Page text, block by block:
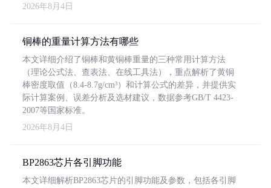
2026年8月4日
铜棒的重量计算方法有哪些
本文详细介绍了铜棒和黄铜棒重量的三种常用计算方法
（理论公式法、查表法、在线工具法），重点解析了黄铜
棒密度取值（8.4-8.7g/cm³）和计算公式的差异，并提供实
际计算案例、误差分析及选材建议，数据参考GB/T 4423-
2007等国家标准。
2026年8月4日
BP2863芯片各引脚功能
本文详细解析BP2863芯片的引脚功能及参数，包括各引脚